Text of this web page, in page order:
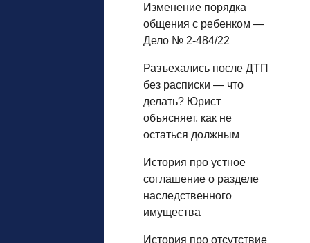
Изменение порядка
общения с ребенком —
Дело № 2-484/22
Разъехались после ДТП
без расписки — что
делать? Юрист
объясняет, как не
остаться должным
История про устное
соглашение о разделе
наследственного
имущества
История про отсутствие